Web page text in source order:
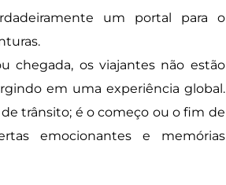
um portal para o
chegada, os viajantes não estão
em uma experiência global.
trânsito; é o começo ou o fim de
emocionantes e memórias